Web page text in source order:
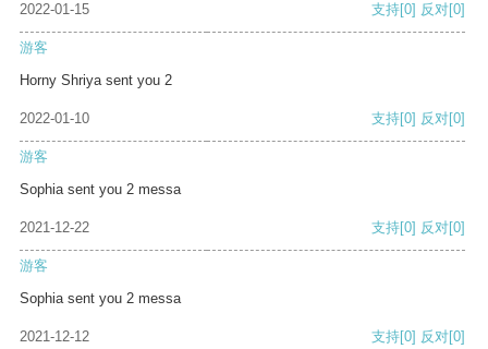
2022-01-15 支持[0] 反对[0]
游客
Horny Shriya sent you 2
2022-01-10 支持[0] 反对[0]
游客
Sophia sent you 2 messa
2021-12-22 支持[0] 反对[0]
游客
Sophia sent you 2 messa
2021-12-12 支持[0] 反对[0]